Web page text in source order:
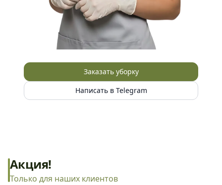
Заказать уборку
Написать в Telegram
Акция!
Только для наших клиентов